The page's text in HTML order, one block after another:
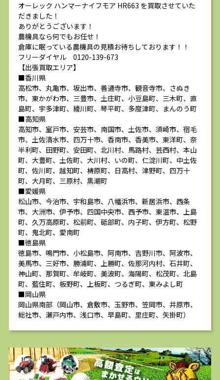
オーレック ハンマーナイフモア HR663 を買取させていた
だきました！
ありがとうございます！
農機具なら何でもお任せ！
倉庫に眠っている農機具の見積お待ちしております！！
フリーダイヤル 0120-139-673
【出張買取エリア】
■香川県
高松市、丸亀市、坂出市、善通寺市、観音寺市、さぬき
市、東かがわ市、三豊市、土庄町、小豆島町、三木町、直
島町、宇多津町、綾川町、琴平町、多度津町、まんのう町
■高知県
高知市、室戸市、安芸市、南国市、土佐市、須崎市、宿毛
市、土佐清水市、四万十市、香南市、香美市、東洋町、奈
半利町、田野町、安田町、北川村、馬路村、芸西村、本山
町、大豊町、土佐町、大川村、いの町、仁淀川町、中土佐
町、佐川町、越知町、梼原町、日高村、津野町、四万十
町、大月町、三原村、黒潮町
■愛媛県
松山市、今治市、宇和島市、八幡浜市、新居浜市、西条
市、大洲市、伊予市、四国中央市、西予市、東温市、上島
町、久万高原町、松前町、砥部町、内子町、伊方町、松野
町、鬼北町、愛南町
■徳島県
徳島市、鳴門市、小松島市、阿南市、吉野川市、阿波市、
美馬市、三好市、勝浦町、上勝町、佐那河内村、石井町、
神山町、那賀町、牟岐町、美波町、海陽町、松茂町、北島
町、藍住町、板野町、上板町、つるぎ町、東みよし町
■岡山県
岡山県南部（岡山市、倉敷市、玉野市、笠岡市、井原市、
総社市、瀬戸内市、浅口市、早島町、里庄町、矢掛町）